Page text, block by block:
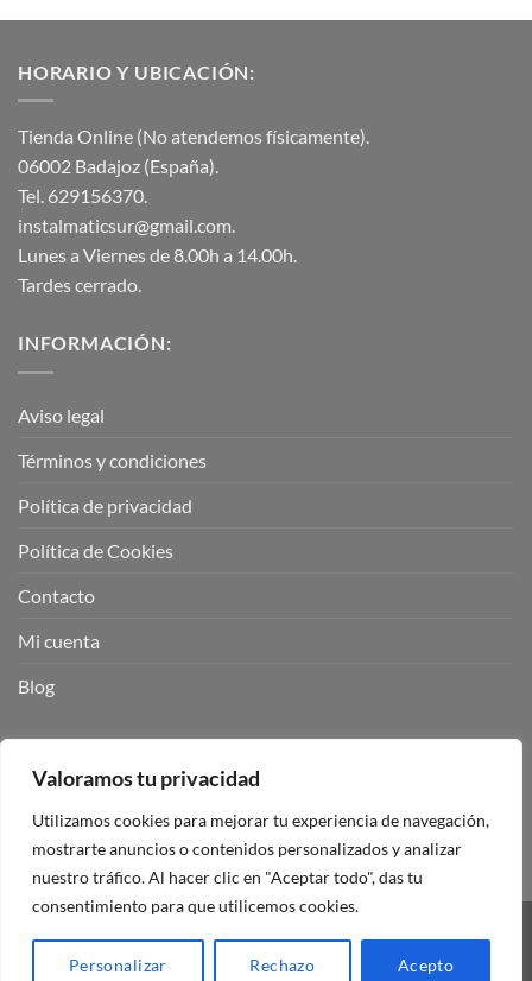
Valoramos tu privacidad
Utilizamos cookies para mejorar tu experiencia de navegación,
mostrarte anuncios o contenidos personalizados y analizar
nuestro tráfico. Al hacer clic en "Aceptar todo", das tu
consentimiento para que utilicemos cookies.
Personalizar Rechazo Acepto
HORARIO Y UBICACIÓN:
Tienda Online (No atendemos físicamente).
06002 Badajoz (España).
Tel. 629156370.
instalmaticsur@gmail.com.
Lunes a Viernes de 8.00h a 14.00h.
Tardes cerrado.
INFORMACIÓN:
Aviso legal
Términos y condiciones
Política de privacidad
Política de Cookies
Contacto
Mi cuenta
Blog
Visa PayPal Stripe MasterCard